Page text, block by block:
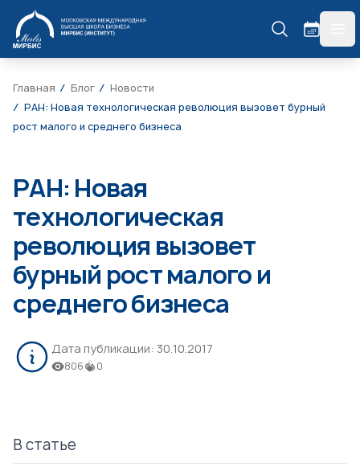
МИРБИС
Главная Блог
Новости
РАН: Новая технологическая революция вызовет бурный
рост малого и среднего бизнеса
РАН: Новая
технологическая
революция вызовет
бурный рост малого и
среднего бизнеса
Дата публикации: 30.10.2017
806 0
В статье